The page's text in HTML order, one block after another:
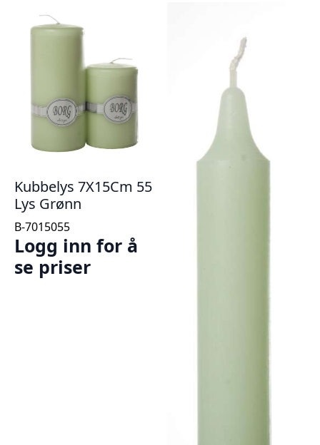
Kubbelys 7X15Cm 55
Lys Grønn
B-7015055
Logg inn for å
se priser